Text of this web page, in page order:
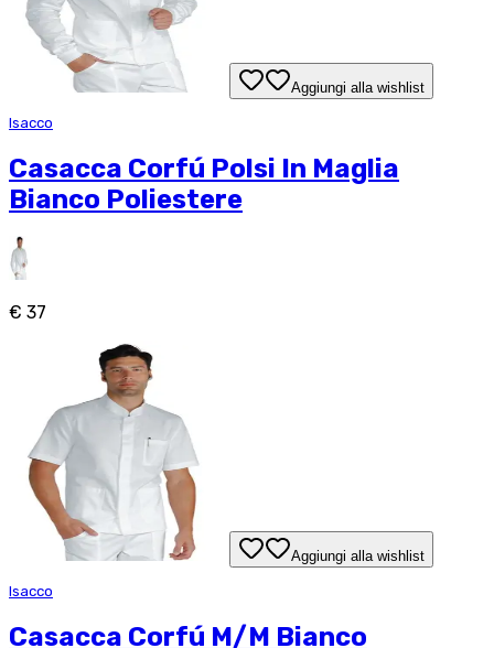
Aggiungi alla wishlist
Isacco
Casacca Corfú Polsi In Maglia
Bianco Poliestere
€ 37
Aggiungi alla wishlist
Isacco
Casacca Corfú M/M Bianco